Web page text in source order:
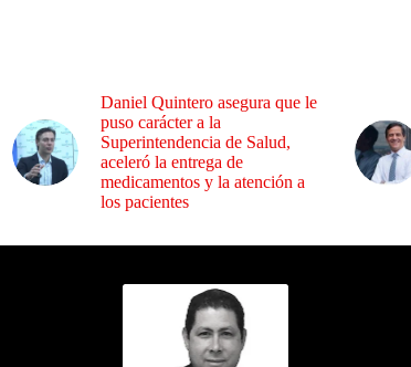
Daniel Quintero asegura que le
puso carácter a la
Superintendencia de Salud,
aceleró la entrega de
medicamentos y la atención a
los pacientes